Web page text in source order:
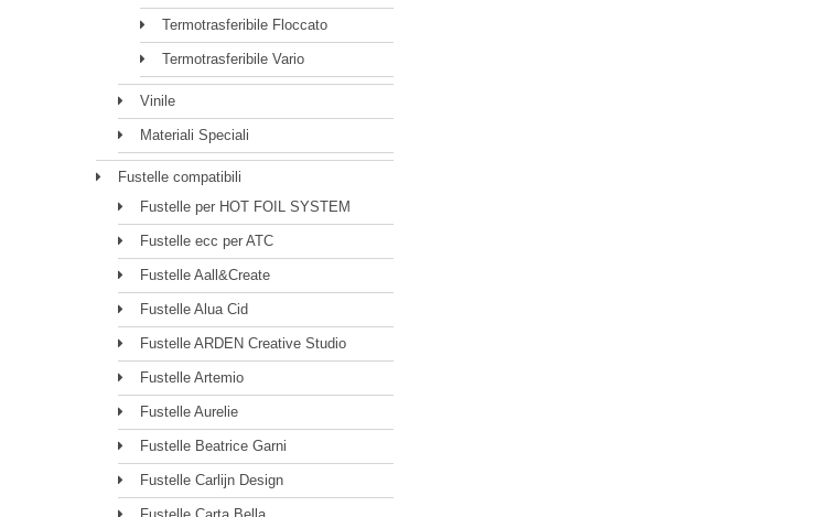
Termotrasferibile Floccato
Termotrasferibile Vario
Vinile
Materiali Speciali
Fustelle compatibili
Fustelle per HOT FOIL SYSTEM
Fustelle ecc per ATC
Fustelle Aall&Create
Fustelle Alua Cid
Fustelle ARDEN Creative Studio
Fustelle Artemio
Fustelle Aurelie
Fustelle Beatrice Garni
Fustelle Carlijn Design